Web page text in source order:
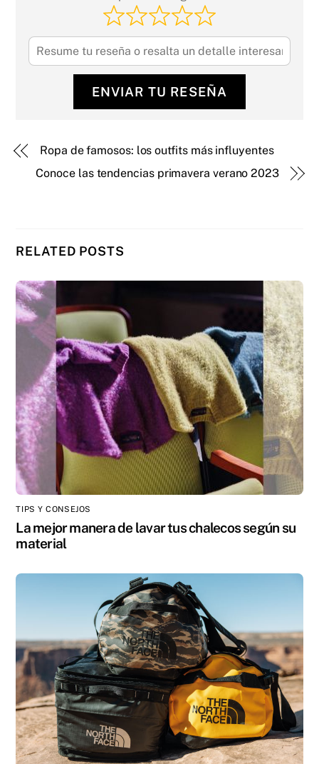
ENVIAR TU RESEÑA
Ropa de famosos: los outfits más influyentes
Conoce las tendencias primavera verano 2023
RELATED POSTS
TIPS Y CONSEJOS
La mejor manera de lavar tus chalecos según su
material